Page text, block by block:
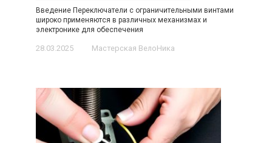
Введение Переключатели с ограничительными винтами
широко применяются в различных механизмах и
электронике для обеспечения
28.03.2025 Мастерская ВелоНика